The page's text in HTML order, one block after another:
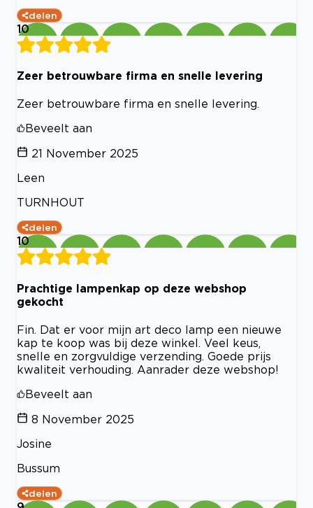
delen
10
Zeer betrouwbare firma en snelle levering
Zeer betrouwbare firma en snelle levering.
Beveelt aan
21 November 2025
Leen
TURNHOUT
delen
10
Prachtige lampenkap op deze webshop
gekocht
Fin. Dat er voor mijn art deco lamp een nieuwe
kap te koop was bij deze winkel. Veel keus,
snelle en zorgvuldige verzending. Goede prijs
kwaliteit verhouding. Aanrader deze webshop!
Beveelt aan
8 November 2025
Josine
Bussum
delen